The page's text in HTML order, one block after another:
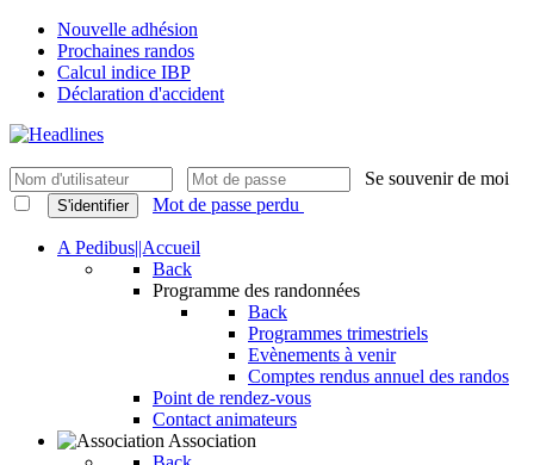
Nouvelle adhésion
Prochaines randos
Calcul indice IBP
Déclaration d'accident
Se souvenir de moi
S'identifier Mot de passe perdu
A Pedibus||Accueil
Back
Programme des randonnées
Back
Programmes trimestriels
Evènements à venir
Comptes rendus annuel des randos
Point de rendez-vous
Contact animateurs
Association